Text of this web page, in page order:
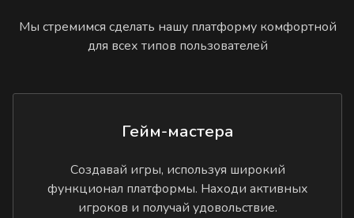
Мы стремимся сделать нашу платформу комфортной
для всех типов пользователей
Гейм-мастера
Создавай игры, используя широкий
функционал платформы. Находи активных
игроков и получай удовольствие.